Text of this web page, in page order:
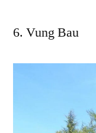
Vung Bau